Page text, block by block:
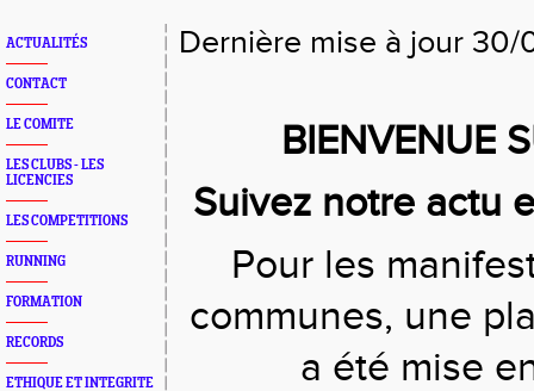
ACTUALITÉS
CONTACT
LE COMITE
LES CLUBS - LES
LICENCIES
LES COMPETITIONS
RUNNING
FORMATION
RECORDS
ETHIQUE ET INTEGRITE
Dernière mise à jour
BIENVENUE
Suivez notre actu
Pour les
communes, une
a été